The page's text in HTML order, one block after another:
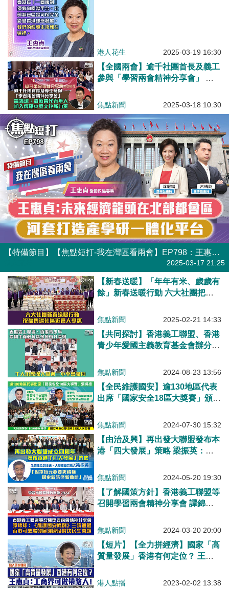
港人花生 2025-03-19 16:30
【全國兩會】逾千社團首長及義工
參與「學習兩會精神分享會」 譚
華文化新力軍
焦點新聞 2025-03-18 10:30
【特備節目】【焦點短打-我在灣區看兩會】EP798：王惠貞：未來經濟龍頭在北部都會區 河套打造產學研一體化平台
2025-03-17 21:25
【新春送暖】「年年有米、歲歲有
餘」新春送暖行動 六大社團把祝
焦點新聞 2025-02-21 14:33
【共同探討】香港義工聯盟、香港
青少年愛國主義教育基金會辦分享
神
焦點新聞 2024-08-23 13:56
【全民維護國安】逾130地區代表
出席「國家安全18區大獎賽」頒獎
賽 「最具人氣獎」大埔區奪冠 83
當好國家安全守護人 鄧炳強：國
民身份認同對維護國家安全至關重
焦點新聞 2024-07-30 15:32
【由治及興】再出發大聯盟發布本
港「四大發展」策略 梁振英：固
能
焦點新聞 2024-05-20 19:30
【了解國策方針】香港義工聯盟等
召開學習兩會精神分享會 譚錦
香港可聚焦發展經濟及解決民生問
焦點新聞 2024-03-20 20:00
【短片】【全力拼經濟】國家「高
質量發展」香港有何定位？ 王惠
業進內地！
港人點播 2023-02-02 13:38